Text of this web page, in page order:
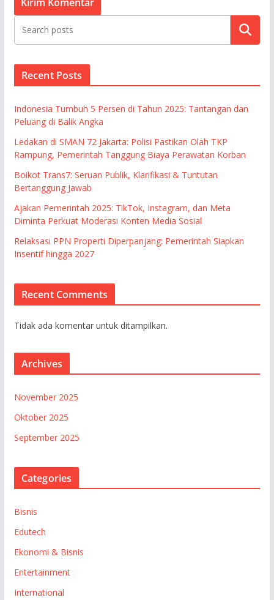
Cari
Recent Posts
Indonesia Tumbuh 5 Persen di Tahun 2025: Tantangan dan
Peluang di Balik Angka
Ledakan di SMAN 72 Jakarta: Polisi Pastikan Olah TKP
Rampung, Pemerintah Tanggung Biaya Perawatan Korban
Boikot Trans7: Seruan Publik, Klarifikasi & Tuntutan
Bertanggung Jawab
Ajakan Pemerintah 2025: TikTok, Instagram, dan Meta
Diminta Perkuat Moderasi Konten Media Sosial
Relaksasi PPN Properti Diperpanjang: Pemerintah Siapkan
Insentif hingga 2027
Recent Comments
Tidak ada komentar untuk ditampilkan.
Archives
November 2025
Oktober 2025
September 2025
Categories
Bisnis
Edutech
Ekonomi & Bisnis
Entertainment
International